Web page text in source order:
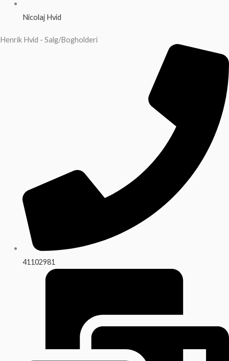
Nicolaj Hvid
Henrik Hvid - Salg/Bogholderi
41102981